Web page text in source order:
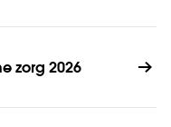
zorg 2026